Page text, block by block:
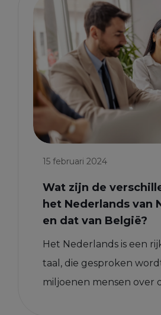
15 februari 2024
Wat zijn de
het Nederlands van
en dat van België?
Het Nederlands is een
taal, die gesproken
miljoenen mensen over